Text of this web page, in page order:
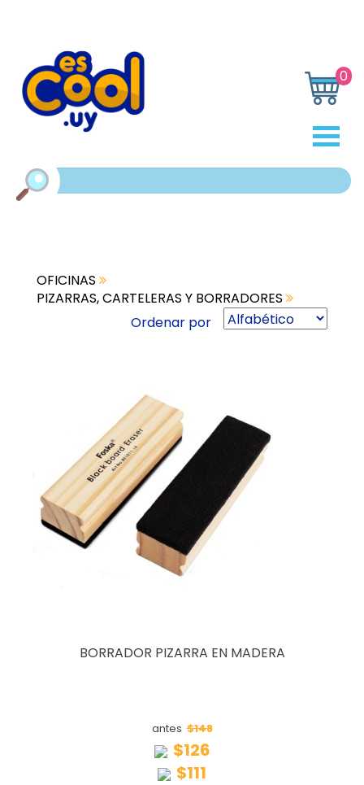
0
OFICINAS
PIZARRAS, CARTELERAS Y BORRADORES
Ordenar por
BORRADOR PIZARRA EN MADERA
antes $148
$126
$111